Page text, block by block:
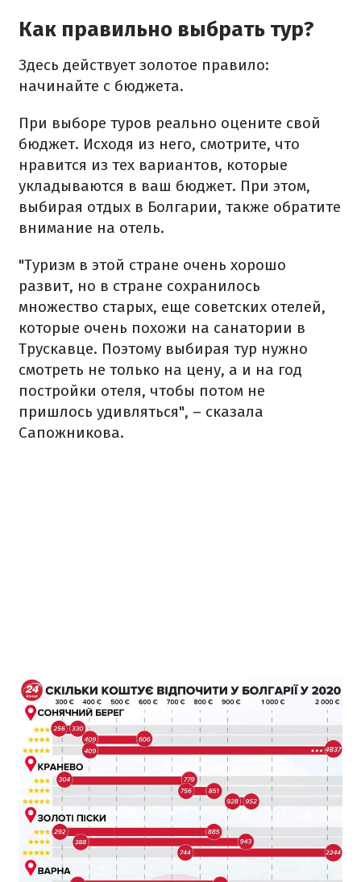
Как правильно выбрать тур?
Здесь действует золотое правило:
начинайте с бюджета.
При выборе туров реально оцените свой
бюджет. Исходя из него, смотрите, что
нравится из тех вариантов, которые
укладываются в ваш бюджет. При этом,
выбирая отдых в Болгарии, также обратите
внимание на отель.
"Туризм в этой стране очень хорошо
развит, но в стране сохранилось
множество старых, еще советских отелей,
которые очень похожи на санатории в
Трускавце. Поэтому выбирая тур нужно
смотреть не только на цену, а и на год
постройки отеля, чтобы потом не
пришлось удивляться", – сказала
Сапожникова.